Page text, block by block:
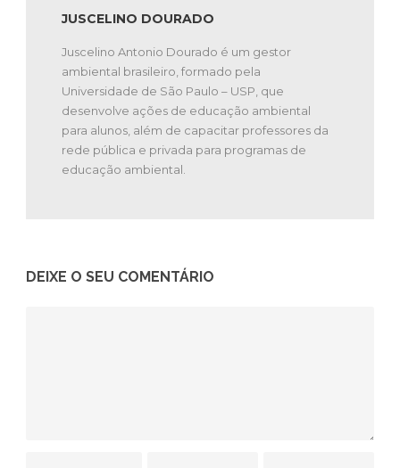
JUSCELINO DOURADO
Juscelino Antonio Dourado é um gestor
ambiental brasileiro, formado pela
Universidade de São Paulo – USP, que
desenvolve ações de educação ambiental
para alunos, além de capacitar professores da
rede pública e privada para programas de
educação ambiental.
DEIXE O SEU COMENTÁRIO